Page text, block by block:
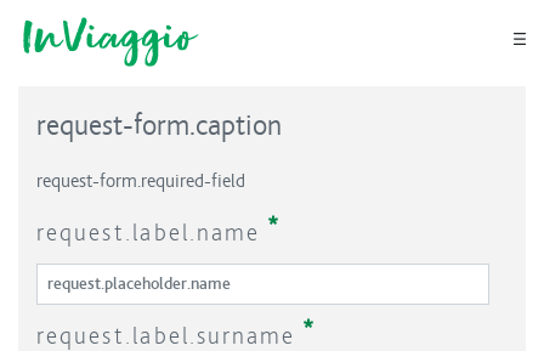
request-form.caption
request-form.required-field
request.label.name Required
request.label.surname Required